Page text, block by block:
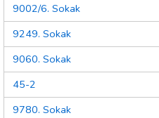
9002/6. Sokak
9249. Sokak
9060. Sokak
45-2
9780. Sokak